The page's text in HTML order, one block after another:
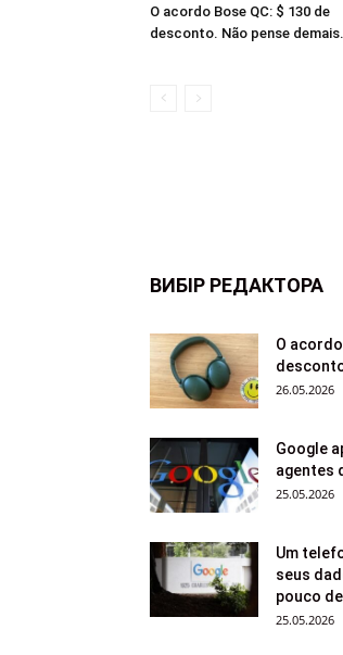
O acordo Bose QC: $ 130 de
desconto. Não pense demais.
ВИБІР РЕДАКТОРА
O
26.05.2026
Google
agentes
25.05.2026
Um
seus
pouco
25.05.2026